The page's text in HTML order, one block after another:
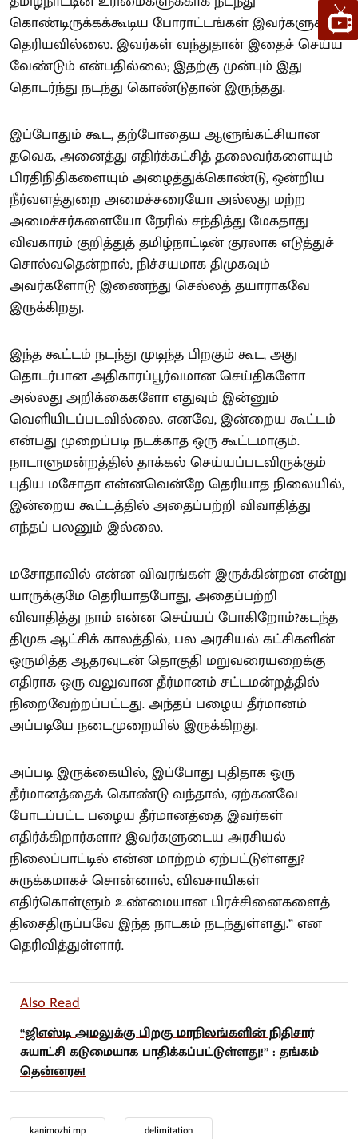
கொண்டிருக்கக்கூடிய போராட்டங்கள் இவர்களுக்குத்
தெரியவில்லை. இவர்கள் வந்துதான் இதைச் செய்ய
வேண்டும் என்பதில்லை; இதற்கு முன்பும் இது
தொடர்ந்து நடந்து கொண்டுதான் இருந்தது.
இப்போதும் கூட, தற்போதைய ஆளுங்கட்சியான
தவெக, அனைத்து எதிர்க்கட்சித் தலைவர்களையும்
பிரதிநிதிகளையும் அழைத்துக்கொண்டு, ஒன்றிய
நீர்வளத்துறை அமைச்சரையோ அல்லது மற்ற
அமைச்சர்களையோ நேரில் சந்தித்து மேகதாது
விவகாரம் குறித்துத் தமிழ்நாட்டின் குரலாக எடுத்துச்
சொல்வதென்றால், நிச்சயமாக திமுகவும்
அவர்களோடு இணைந்து செல்லத் தயாராகவே
இருக்கிறது.
இந்த கூட்டம் நடந்து முடிந்த பிறகும் கூட, அது
தொடர்பான அதிகாரப்பூர்வமான செய்திகளோ
அல்லது அறிக்கைகளோ எதுவும் இன்னும்
வெளியிடப்படவில்லை. எனவே, இன்றைய கூட்டம்
என்பது முறைப்படி நடக்காத ஒரு கூட்டமாகும்.
நாடாளுமன்றத்தில் தாக்கல் செய்யப்படவிருக்கும்
புதிய மசோதா என்னவென்றே தெரியாத நிலையில்,
இன்றைய கூட்டத்தில் அதைப்பற்றி விவாதித்து
எந்தப் பலனும் இல்லை.
மசோதாவில் என்ன விவரங்கள் இருக்கின்றன என்று
யாருக்குமே தெரியாதபோது, அதைப்பற்றி
விவாதித்து நாம் என்ன செய்யப் போகிறோம்?கடந்த
திமுக ஆட்சிக் காலத்தில், பல அரசியல் கட்சிகளின்
ஒருமித்த ஆதரவுடன் தொகுதி மறுவரையறைக்கு
எதிராக ஒரு வலுவான தீர்மானம் சட்டமன்றத்தில்
நிறைவேற்றப்பட்டது. அந்தப் பழைய தீர்மானம்
அப்படியே நடைமுறையில் இருக்கிறது.
அப்படி இருக்கையில், இப்போது புதிதாக ஒரு
தீர்மானத்தைக் கொண்டு வந்தால், ஏற்கனவே
போடப்பட்ட பழைய தீர்மானத்தை இவர்கள்
எதிர்க்கிறார்களா? இவர்களுடைய அரசியல்
நிலைப்பாட்டில் என்ன மாற்றம் ஏற்பட்டுள்ளது?
சுருக்கமாகச் சொன்னால், விவசாயிகள்
எதிர்கொள்ளும் உண்மையான பிரச்சினைகளைத்
திசைதிருப்பவே இந்த நாடகம் நடந்துள்ளது.” என
தெரிவித்துள்ளார்.
Also Read
“ஜிஎஸ்டி அமலுக்கு பிறகு மாநிலங்களின் நிதிசார்
சுயாட்சி கடுமையாக பாதிக்கப்பட்டுள்ளது!” : தங்கம்
தென்னரசு!
kanimozhi mp delimitation